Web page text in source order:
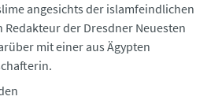
angesichts der islamfeindlichen
Redakteur der Dresdner Neuesten
mit einer aus Ägypten